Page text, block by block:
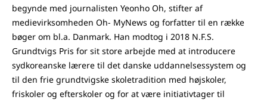
begynde med journalisten Yeonho Oh, stifter af
medievirksomheden Oh- MyNews og forfatter til en række
bøger om bl.a. Danmark. Han modtog i 2018 N.F.S.
Grundtvigs Pris for sit store arbejde med at introducere
sydkoreanske lærere til det danske uddannelsessystem og
til den frie grundtvigske skoletradition med højskoler,
friskoler og efterskoler og for at være initiativtager til